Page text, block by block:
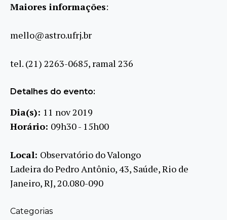
Maiores informações:
mello@astro.ufrj.br
tel. (21) 2263-0685, ramal 236
Detalhes do evento:
Dia(s): 11 nov 2019
Horário: 09h30 - 15h00
Local: Observatório do Valongo
Ladeira do Pedro Antônio, 43, Saúde, Rio de
Janeiro, RJ, 20.080-090
Categorias